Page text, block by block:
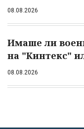
08.08.2026
Имаше ли
на "Кинтекс"
08.08.2026